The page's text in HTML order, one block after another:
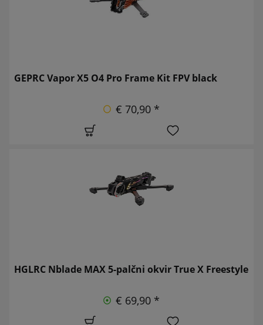
GEPRC Vapor X5 O4 Pro Frame Kit FPV black
€ 70,90 *
HGLRC Nblade MAX 5-palčni okvir True X Freestyle
€ 69,90 *